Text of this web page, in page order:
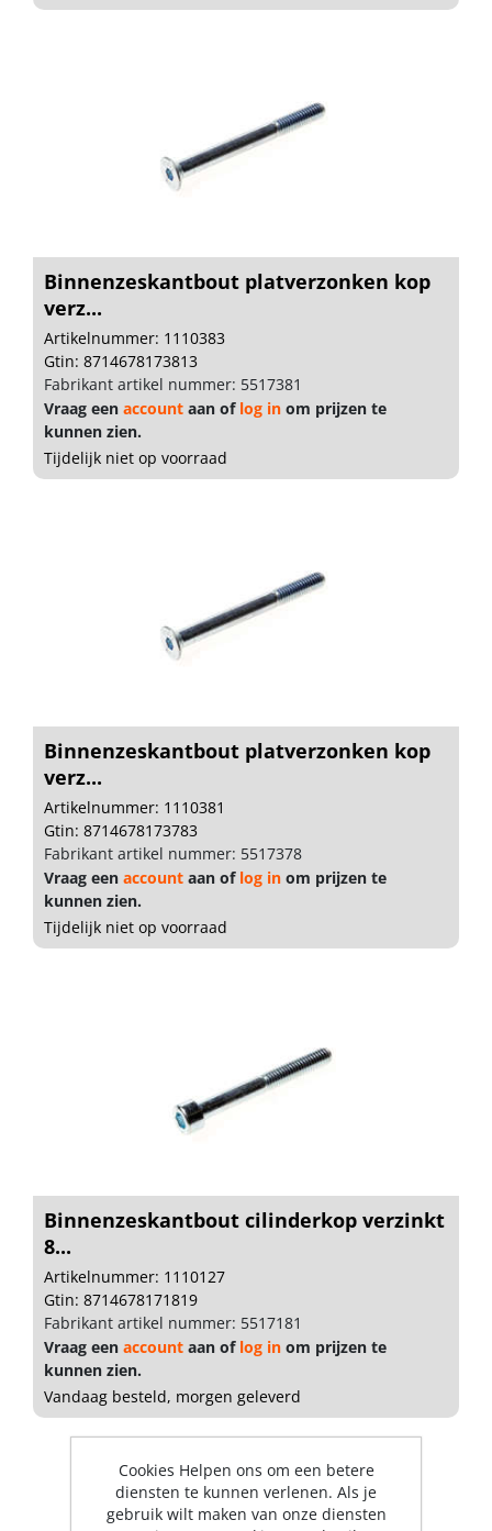
Binnenzeskantbout platverzonken kop
verz...
Artikelnummer: 1110383
Gtin: 8714678173813
Fabrikant artikel nummer: 5517381
Vraag een account aan of log in om prijzen te
kunnen zien.
Tijdelijk niet op voorraad
Binnenzeskantbout platverzonken kop
verz...
Artikelnummer: 1110381
Gtin: 8714678173783
Fabrikant artikel nummer: 5517378
Vraag een account aan of log in om prijzen te
kunnen zien.
Tijdelijk niet op voorraad
Binnenzeskantbout cilinderkop verzinkt
8...
Artikelnummer: 1110127
Gtin: 8714678171819
Fabrikant artikel nummer: 5517181
Vraag een account aan of log in om prijzen te
kunnen zien.
Vandaag besteld, morgen geleverd
Cookies Helpen ons om een betere
diensten te kunnen verlenen. Als je
gebruik wilt maken van onze diensten